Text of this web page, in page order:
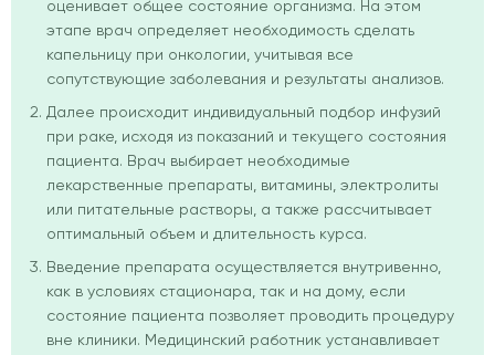
оценивает общее состояние организма. На этом
этапе врач определяет необходимость сделать
капельницу при онкологии, учитывая все
сопутствующие заболевания и результаты анализов.
Далее происходит индивидуальный подбор инфузий
при раке, исходя из показаний и текущего состояния
пациента. Врач выбирает необходимые
лекарственные препараты, витамины, электролиты
или питательные растворы, а также рассчитывает
оптимальный объем и длительность курса.
Введение препарата осуществляется внутривенно,
как в условиях стационара, так и на дому, если
состояние пациента позволяет проводить процедуру
вне клиники. Медицинский работник устанавливает